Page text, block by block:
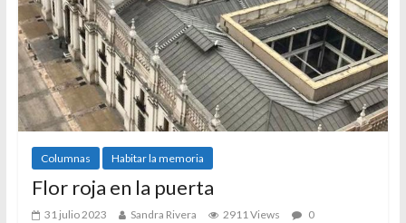
Columnas Habitar la memoria
Flor roja en la puerta
31 julio 2023 Sandra Rivera 2911 Views
0